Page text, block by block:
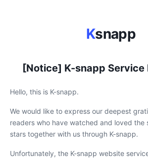
Ksnapp
[Notice] K-snapp Service
Hello, this is K-snapp.
We would like to express our deepest
readers who have watched and loved the
stars together with us through K-snapp.
Unfortunately, the K-snapp website